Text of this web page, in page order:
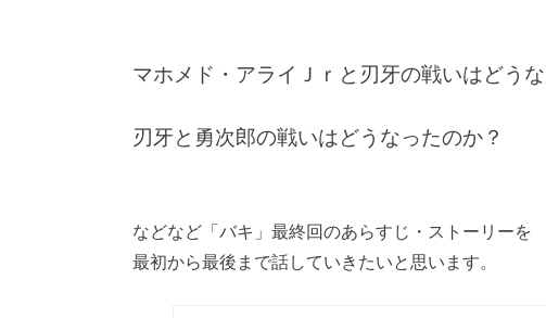
マホメド・アライＪｒと刃牙の戦いはどう
刃牙と勇次郎の戦いはどうなったのか？
などなど「バキ」最終回のあらすじ・ストーリーを
最初から最後まで話していきたいと思います。